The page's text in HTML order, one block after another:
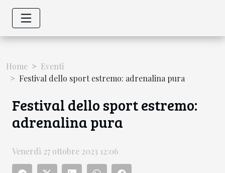
Home
Eventi
Festival dello sport estremo: adrenalina pura
Festival dello sport estremo:
adrenalina pura
Venerdì 27 ottobre 2023 12:06